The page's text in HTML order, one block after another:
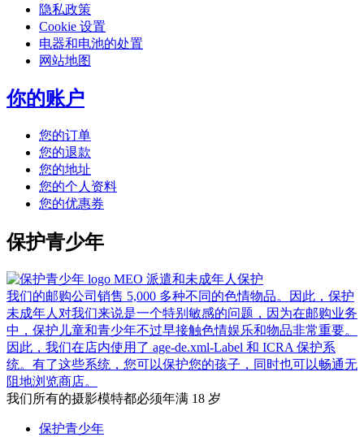
隐私政策
Cookie 设置
电器和电池的处置
网站地图
你的账户
您的订单
您的退款
您的地址
您的个人资料
您的优惠券
保护青少年
MEO 派遣和未成年人保护
我们的邮购公司销售 5,000 多种不同的色情物品。因此，保护
未成年人对我们来说是一个特别敏感的问题，因为在邮购业务
中，保护儿童和青少年不过早接触色情娱乐和物品非常重要。
因此，我们在店内使用了 age-de.xml-Label 和 ICRA 保护系
统。有了这些系统，您可以保护您的孩子，同时也可以畅通无
阻地浏览商店。
我们所有的摄影模特都必须年满 18 岁
保护青少年